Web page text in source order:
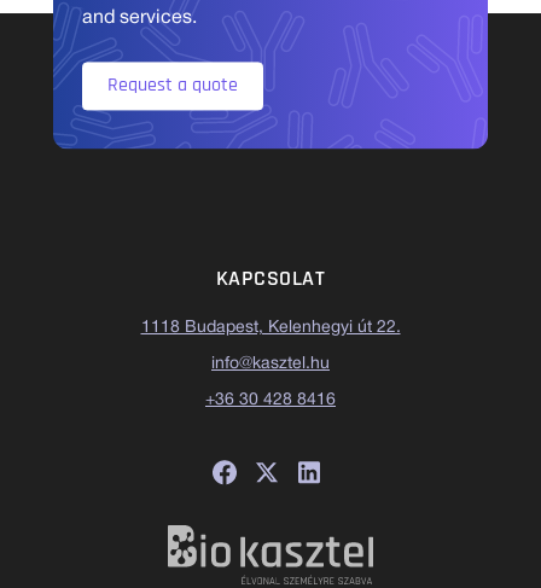
and services.
Request a quote
KAPCSOLAT
1118 Budapest, Kelenhegyi út 22.
info@kasztel.hu
+36 30 428 8416